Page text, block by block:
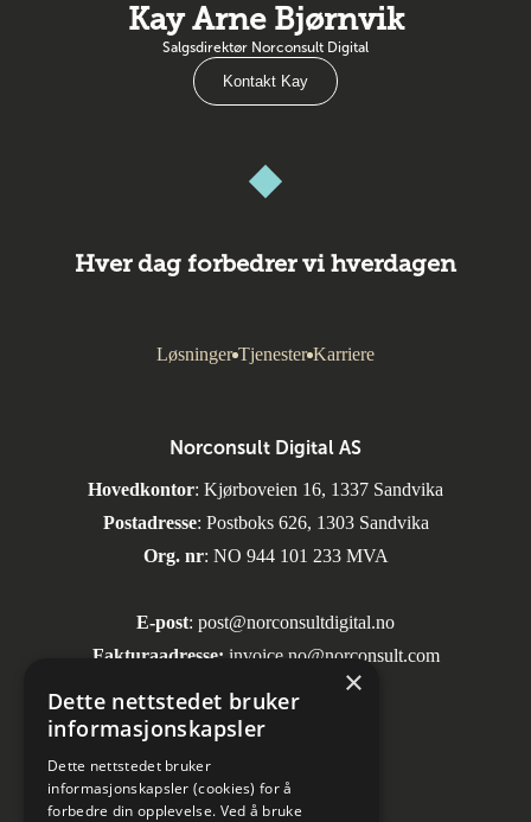
Kay Arne Bjørnvik
Salgsdirektør Norconsult Digital
Kontakt Kay
Hver dag forbedrer vi hverdagen
Løsninger Tjenester Karriere
Sosiale medier
Norconsult Digital AS
Hovedkontor: Kjørboveien 16, 1337 Sandvika
Postadresse: Postboks 626, 1303 Sandvika
Org. nr: NO 944 101 233 MVA
E-post: post@norconsultdigital.no
Fakturaadresse: invoice.no@norconsult.com
×
Dette nettstedet bruker
informasjonskapsler
Dette nettstedet bruker
informasjonskapsler (cookies) for å
forbedre din opplevelse. Ved å bruke